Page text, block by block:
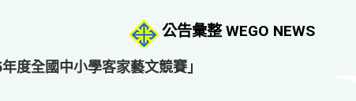
公告彙整 WEGO NEWS
度全國中小學客家藝文競賽」